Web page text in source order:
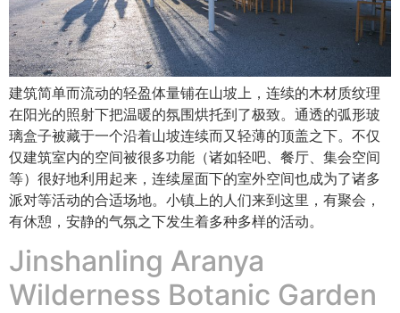
建筑简单而流动的轻盈体量铺在山坡上，连续的木材质纹理
在阳光的照射下把温暖的氛围烘托到了极致。通透的弧形玻
璃盒子被藏于一个沿着山坡连续而又轻薄的顶盖之下。不仅
仅建筑室内的空间被很多功能（诸如轻吧、餐厅、集会空间
等）很好地利用起来，连续屋面下的室外空间也成为了诸多
派对等活动的合适场地。小镇上的人们来到这里，有聚会，
有休憩，安静的气氛之下发生着多种多样的活动。
Jinshanling Aranya
Wilderness Botanic Garden